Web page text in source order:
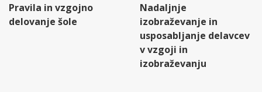
Pravila in vzgojno
delovanje šole
Nadaljnje
izobraževanje in
usposabljanje delavcev
v vzgoji in
izobraževanju